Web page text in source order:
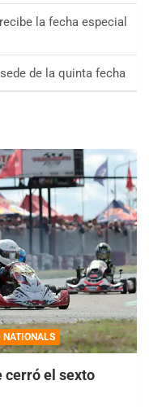
la fecha especial
de la quinta fecha
NATIONALS
cerró el sexto